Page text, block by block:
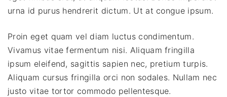
urna id purus hendrerit dictum. Ut at congue ipsum.
Proin eget quam vel diam luctus condimentum.
Vivamus vitae fermentum nisi. Aliquam fringilla
ipsum eleifend, sagittis sapien nec, pretium turpis.
Aliquam cursus fringilla orci non sodales. Nullam nec
justo vitae tortor commodo pellentesque.